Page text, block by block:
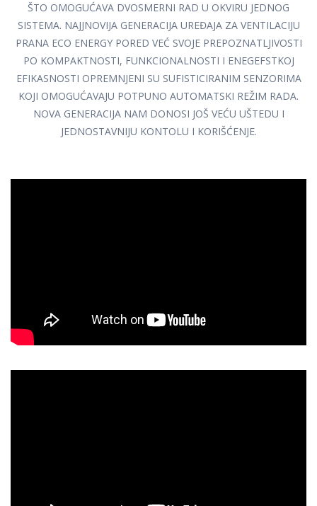
ŠTO OMOGUĆAVA DVOSMERNI RAD U OKVIRU JEDNOG
SISTEMA. NAJJNOVIJA GENERACIJA UREĐAJA ZA VENTILACIJU
PRANA ECO ENERGY PORED VEĆ SVOJE PREPOZNATLJIVOSTI
PO KOMPAKTNOSTI, FUNKCIONALNOSTI I ENEGEFSTKOJ
EFIKASNOSTI OPREMNJENI SU SUFISTICIRANIM SENZORIMA
KOJI OMOGUĆAVAJU POTPUNO AUTOMATSKI REŽIM RADA.
NOVA GENERACIJA NAM DONOSI JOŠ VEĆU UŠTEDU I
JEDNOSTAVNIJU KONTOLU I KORIŠĆENJE.